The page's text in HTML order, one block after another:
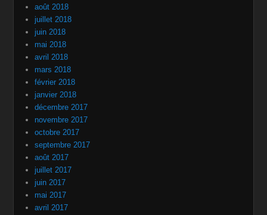
août 2018
juillet 2018
juin 2018
mai 2018
avril 2018
mars 2018
février 2018
janvier 2018
décembre 2017
novembre 2017
octobre 2017
septembre 2017
août 2017
juillet 2017
juin 2017
mai 2017
avril 2017